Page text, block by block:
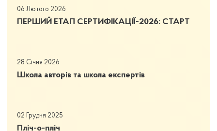
06 Лютого 2026
ПЕРШИЙ ЕТАП СЕРТИФІКАЦІЇ-2026: СТАРТ
28 Січня 2026
Школа авторів та школа експертів
02 Грудня 2025
Пліч-о-пліч